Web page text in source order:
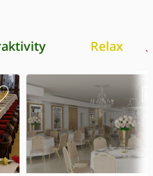
Relax